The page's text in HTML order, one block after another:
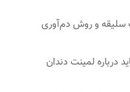
سلیقه و روش دم‌آوری
درباره لمینت دندان